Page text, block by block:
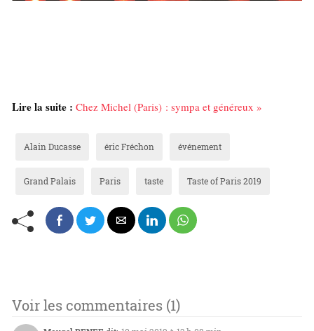
Lire la suite : Chez Michel (Paris) : sympa et généreux »
Alain Ducasse éric Fréchon événement
Grand Palais Paris taste Taste of Paris 2019
Voir les commentaires (1)